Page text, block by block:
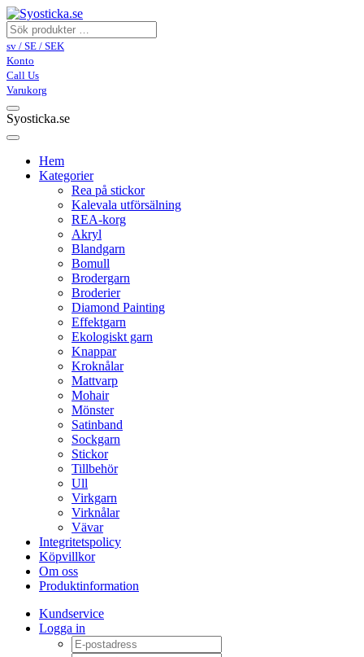
sv / SE / SEK
Konto
Call Us
Varukorg
Syosticka.se
Hem
Kategorier
Rea på stickor
Kalevala utförsälning
REA-korg
Akryl
Blandgarn
Bomull
Brodergarn
Broderier
Diamond Painting
Effektgarn
Ekologiskt garn
Knappar
Kroknålar
Mattvarp
Mohair
Mönster
Satinband
Sockgarn
Stickor
Tillbehör
Ull
Virkgarn
Virknålar
Vävar
Integritetspolicy
Köpvillkor
Om oss
Produktinformation
Kundservice
Logga in